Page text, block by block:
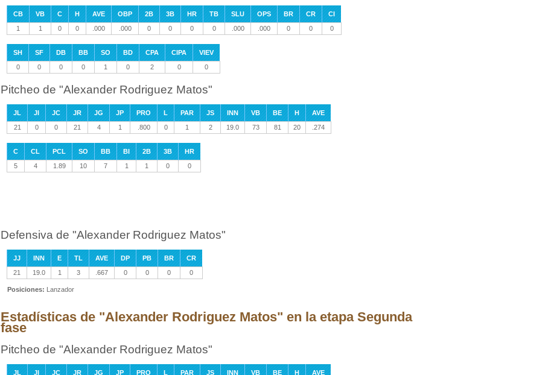
CB VB C H AVE OBP 2B 3B HR TB SLU OPS BR CR
CI
1
1 0 0 .000 .000 0 0 0 0 .000 .000 0 0 0
SH SF DB BB SO BD CPA CIPA
VIEV
0
0 0 0 1 0 2 0 0
Pitcheo de "Alexander Rodriguez Matos"
JL JI JC JR JG JP PRO L PAR JS INN VB BE H
AVE
21
0 0 21 4 1 .800 0 1 2 19.0 73 81 20 .274
C CL PCL SO BB BI 2B 3B
HR
5
4 1.89 10 7 1 1 0 0
Defensiva de "Alexander Rodriguez Matos"
JJ INN E TL AVE DP PB BR
CR
21
19.0 1 3 .667 0 0 0 0
Posiciones: Lanzador
Estadísticas de "Alexander Rodriguez Matos" en la etapa Segunda
fase
Pitcheo de "Alexander Rodriguez Matos"
JL JI JC JR JG JP PRO L PAR JS INN VB BE H
AVE